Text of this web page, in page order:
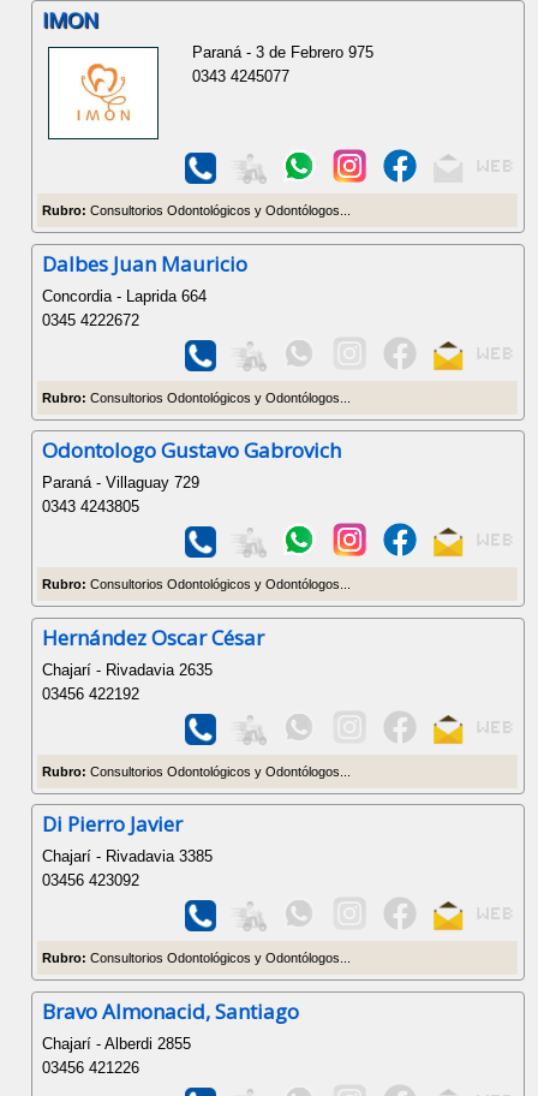
IMON
Paraná - 3 de Febrero 975
0343 4245077
Rubro: Consultorios Odontológicos y Odontólogos...
Dalbes Juan Mauricio
Concordia - Laprida 664
0345 4222672
Rubro: Consultorios Odontológicos y Odontólogos...
Odontologo Gustavo Gabrovich
Paraná - Villaguay 729
0343 4243805
Rubro: Consultorios Odontológicos y Odontólogos...
Hernández Oscar César
Chajarí - Rivadavia 2635
03456 422192
Rubro: Consultorios Odontológicos y Odontólogos...
Di Pierro Javier
Chajarí - Rivadavia 3385
03456 423092
Rubro: Consultorios Odontológicos y Odontólogos...
Bravo Almonacid, Santiago
Chajarí - Alberdi 2855
03456 421226